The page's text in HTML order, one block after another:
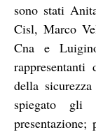
sono stati
Cisl, Marco
Cna e
della
spiegato gli